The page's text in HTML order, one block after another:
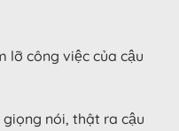
lỡ công việc của cậu
giọng nói, thật ra cậu